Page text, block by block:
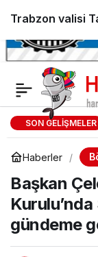
SON GELIŞMELER
Haberler
Başkan
gündeme
Trabzon valisi
ŞAHİN
ve Sanatkârlar
Ziyaret Etti